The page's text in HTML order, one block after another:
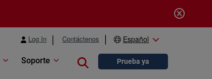
Log In Contáctenos Español
Soporte Close searchPrueba ya